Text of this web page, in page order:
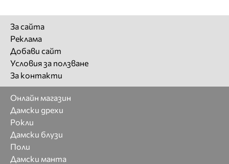
За сайта
Реклама
Добави сайт
Условия за ползване
За контакти
Онлайн магазин
Дамски дрехи
Рокли
Дамски блузи
Поли
Дамски манта